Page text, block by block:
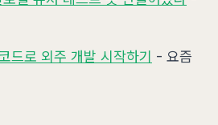
드로 외주 개발 시작하기
- 요즘